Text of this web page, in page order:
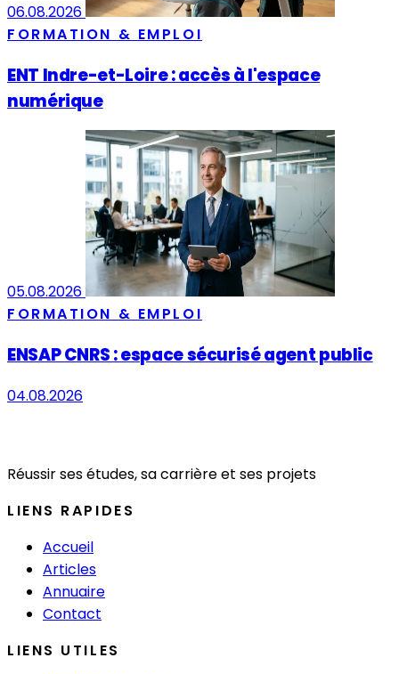
06.08.2026
FORMATION & EMPLOI
ENT Indre-et-Loire : accès à l'espace
numérique
05.08.2026
FORMATION & EMPLOI
ENSAP CNRS : espace sécurisé agent public
04.08.2026
Réussir ses études, sa carrière et ses projets
LIENS RAPIDES
Accueil
Articles
Annuaire
Contact
LIENS UTILES